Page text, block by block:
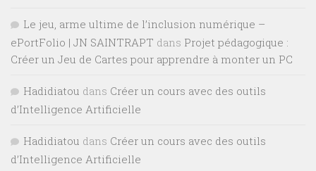
Le jeu, arme ultime de l’inclusion numérique –
ePortFolio | JN SAINTRAPT dans Projet pédagogique :
Créer un Jeu de Cartes pour apprendre à monter un PC
Hadidiatou dans Créer un cours avec des outils
d’Intelligence Artificielle
Hadidiatou dans Créer un cours avec des outils
d’Intelligence Artificielle